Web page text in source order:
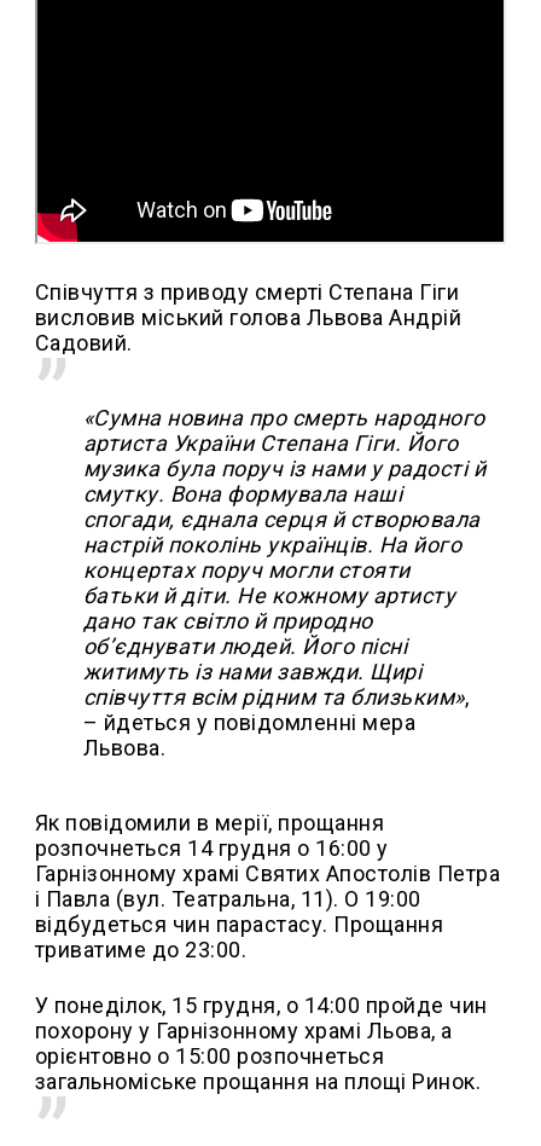
Співчуття з приводу смерті Степана Гіги
висловив міський голова Львова Андрій
Садовий.
«Сумна новина про смерть народного
артиста України Степана Гіги. Його
музика була поруч із нами у радості й
смутку. Вона формувала наші
спогади, єднала серця й створювала
настрій поколінь українців. На його
концертах поруч могли стояти
батьки й діти. Не кожному артисту
дано так світло й природно
об’єднувати людей. Його пісні
житимуть із нами завжди. Щирі
співчуття всім рідним та близьким»,
– йдеться у повідомленні мера
Львова.
Як повідомили в мерії, прощання
розпочнеться 14 грудня о 16:00 у
Гарнізонному храмі Святих Апостолів Петра
і Павла (вул. Театральна, 11). О 19:00
відбудеться чин парастасу. Прощання
триватиме до 23:00.
У понеділок, 15 грудня, о 14:00 пройде чин
похорону у Гарнізонному храмі Льова, а
орієнтовно о 15:00 розпочнеться
загальноміське прощання на площі Ринок.